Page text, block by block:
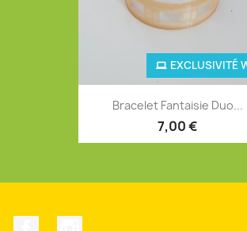
Bracelet Fantaisie Duo...
7,00 €
EXCLUSIVITÉ